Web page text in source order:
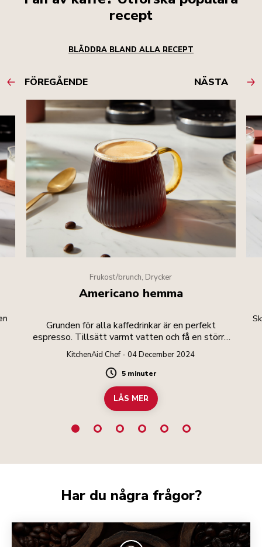
recept
BLÄDDRA BLAND ALLA RECEPT
FÖREGÅENDE NÄSTA
Frukost/brunch, Drycker
Americano hemma
Grunden för alla kaffedrinkar är en perfekt
espresso. Tillsätt varmt vatten och få en större
drink.
KitchenAid Chef - 04 December 2024
Duration
5 minuter
LÄS MER
Har du några frågor?